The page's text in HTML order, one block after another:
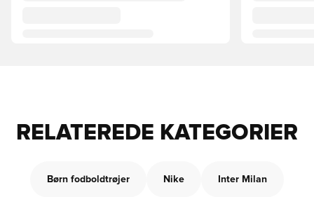
RELATEREDE KATEGORIER
Børn fodboldtrøjer Nike Inter Milan